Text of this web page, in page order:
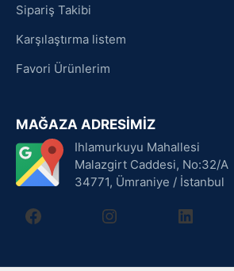
Sipariş Takibi
Karşılaştırma listem
Favori Ürünlerim
MAĞAZA ADRESİMİZ
Ihlamurkuyu Mahallesi
Malazgirt Caddesi, No:32/A
34771, Ümraniye / İstanbul
facebookinstagramlinkedin